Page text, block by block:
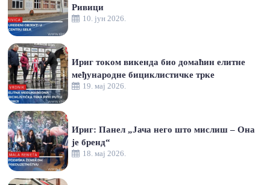
10. јун 2026.
Ривици
19. мај 2026.
Ириг током викенда био домаћин елитне
међународне бициклистичке трке
18. мај 2026.
Ириг: Панел „Јача него што мислиш – Она
је бренд“